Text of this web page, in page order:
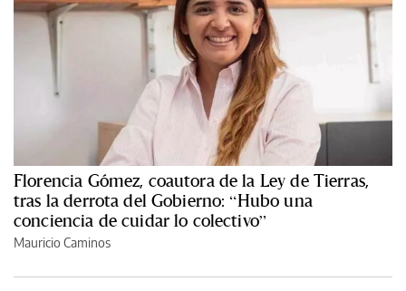
Florencia Gómez, coautora de la Ley de Tierras,
tras la derrota del Gobierno: “Hubo una
conciencia de cuidar lo colectivo”
Mauricio Caminos